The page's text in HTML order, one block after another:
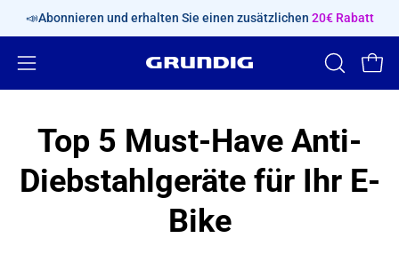
überspringen
📣Abonnieren und erhalten Sie einen zusätzlichen 20€ Rabatt
Navigationsmenü
ÖFFNEN
Top 5 Must-Have Anti-
Diebstahlgeräte für Ihr E-
Bike